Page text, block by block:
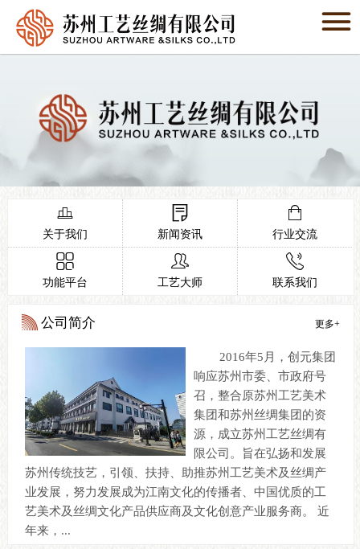

 新闻资讯
功能平台
 工艺大师
 联系我们
 在线商城


关于我们

新闻资讯

行业交流

功能平台

工艺大师

联系我们
公司简介 更多+
2016年5月，创元集团
响应苏州市委、市政府号
召，整合原苏州工艺美术
集团和苏州丝绸集团的资
源，成立苏州工艺丝绸有
限公司。旨在弘扬和发展
苏州传统技艺，引领、扶持、助推苏州工艺美术及丝绸产
业发展，努力发展成为江南文化的传播者、中国优质的工
艺美术及丝绸文化产品供应商及文化创意产业服务商。 近
年来，...